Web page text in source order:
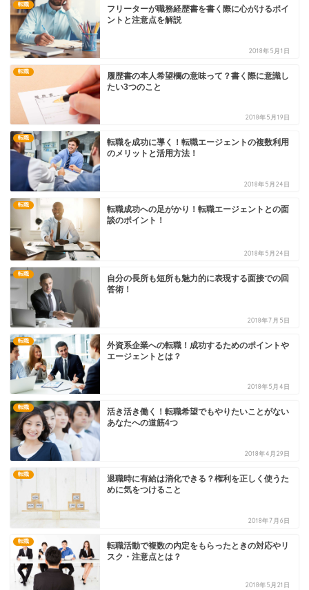
転職
フリーターが職務経歴書を書く際に心がけるポイ
ントと注意点を解説
2018年5月1日
転職
履歴書の本人希望欄の意味って？書く際に意識し
たい3つのこと
2018年5月19日
転職
転職を成功に導く！転職エージェントの複数利用
のメリットと活用方法！
2018年5月24日
転職
転職成功への足がかり！転職エージェントとの面
談のポイント！
2018年5月24日
転職
自分の長所も短所も魅力的に表現する面接での回
答術！
2018年7月5日
転職
外資系企業への転職！成功するためのポイントや
エージェントとは？
2018年5月4日
転職
活き活き働く！転職希望でもやりたいことがない
あなたへの道筋4つ
2018年4月29日
転職
退職時に有給は消化できる？権利を正しく使うた
めに気をつけること
2018年7月6日
転職
転職活動で複数の内定をもらったときの対応やリ
スク・注意点とは？
2018年5月21日